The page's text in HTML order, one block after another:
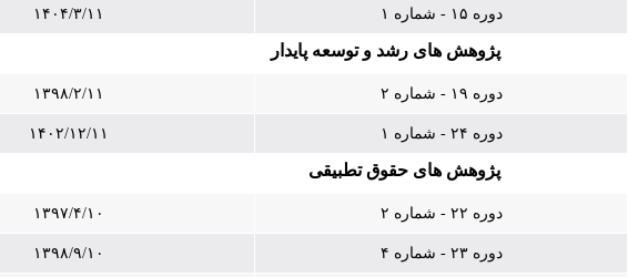
دوره ۱۵ - شماره ۱ ۱۴۰۴/۳/۱۱
پژوهش های رشد و توسعه پایدار
دوره ۱۹ - شماره ۲ ۱۳۹۸/۲/۱۱
دوره ۲۴ - شماره ۱ ۱۴۰۲/۱۲/۱۱
پژوهش های حقوق تطبیقی
دوره ۲۲ - شماره ۲ ۱۳۹۷/۴/۱۰
دوره ۲۳ - شماره ۴ ۱۳۹۸/۹/۱۰